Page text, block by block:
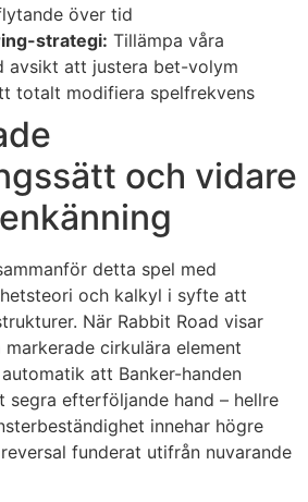
över tid
strategi: Tillämpa våra
avsikt att justera bet-volym
totalt modifiera spelfrekvens
och vidare
detta spel med
och kalkyl i syfte att
När Rabbit Road visar
cirkulära element
att Banker-handen
efterföljande hand – hellre
innehar högre
funderat utifrån nuvarande